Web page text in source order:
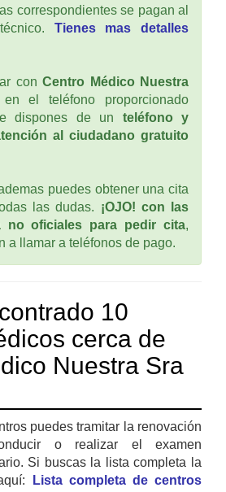
correspondientes se pagan al
Tienes mas detalles
con Centro Médico Nuestra
en el teléfono proporcionado
dispones de un teléfono y
al ciudadano gratuito
puedes obtener una cita
las dudas. ¡OJO! con las
no oficiales para pedir cita,
a llamar a teléfonos de pago.
10
cerca de
Nuestra Sra
puedes tramitar la renovación
o realizar el examen
Si buscas la lista completa la
Lista completa de centros